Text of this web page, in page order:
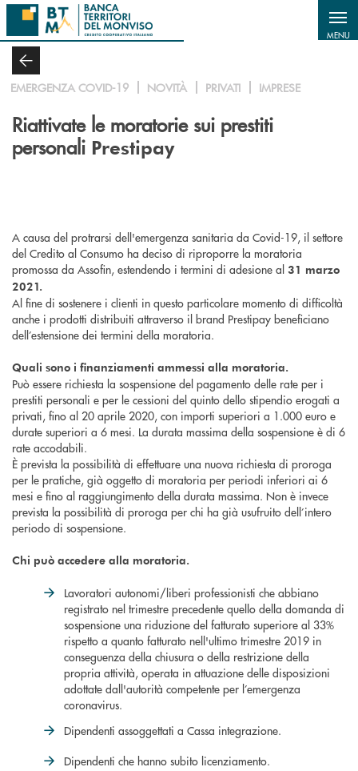
Salta al contenuto principale
MENU
EMERGENZA COVID-19 NOVITÀ PRIVATI IMPRESE
Riattivate le moratorie sui prestiti
personali Prestipay
A causa del protrarsi dell'emergenza sanitaria da Covid-19, il settore
del Credito al Consumo ha deciso di riproporre la moratoria
promossa da Assofin, estendendo i termini di adesione al 31 marzo
2021.
Al fine di sostenere i clienti in questo particolare momento di difficoltà
anche i prodotti distribuiti attraverso il brand Prestipay beneficiano
dell’estensione dei termini della moratoria.
Quali sono i finanziamenti ammessi alla moratoria.
Può essere richiesta la sospensione del pagamento delle rate per i
prestiti personali e per le cessioni del quinto dello stipendio erogati a
privati, fino al 20 aprile 2020, con importi superiori a 1.000 euro e
durate superiori a 6 mesi. La durata massima della sospensione è di 6
rate accodabili.
È prevista la possibilità di effettuare una nuova richiesta di proroga
per le pratiche, già oggetto di moratoria per periodi inferiori ai 6
mesi e fino al raggiungimento della durata massima. Non è invece
prevista la possibilità di proroga per chi ha già usufruito dell’intero
periodo di sospensione.
Chi può accedere alla moratoria.
Lavoratori autonomi/liberi professionisti che abbiano
registrato nel trimestre precedente quello della domanda di
sospensione una riduzione del fatturato superiore al 33%
rispetto a quanto fatturato nell'ultimo trimestre 2019 in
conseguenza della chiusura o della restrizione della
propria attività, operata in attuazione delle disposizioni
adottate dall'autorità competente per l’emergenza
coronavirus.
Dipendenti assoggettati a Cassa integrazione.
Dipendenti che hanno subito licenziamento.